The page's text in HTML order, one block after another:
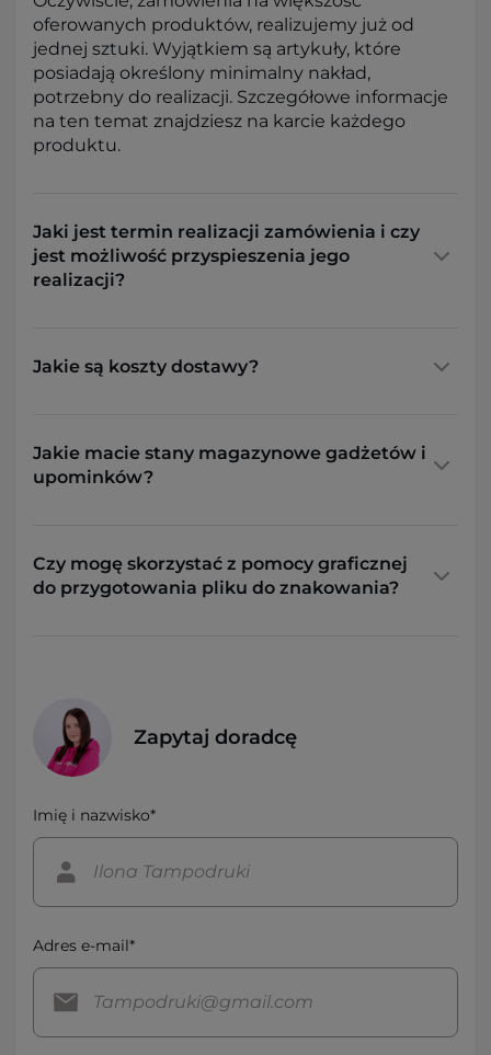
oferowanych produktów, realizujemy już od
jednej sztuki. Wyjątkiem są artykuły, które
posiadają określony minimalny nakład,
potrzebny do realizacji. Szczegółowe informacje
na ten temat znajdziesz na karcie każdego
produktu.
Jaki jest termin realizacji zamówienia i czy
jest możliwość przyspieszenia jego
realizacji?
Jakie są koszty dostawy?
Jakie macie stany magazynowe gadżetów i
upominków?
Czy mogę skorzystać z pomocy graficznej
do przygotowania pliku do znakowania?
Zapytaj doradcę
Imię i nazwisko*
Adres e-mail*